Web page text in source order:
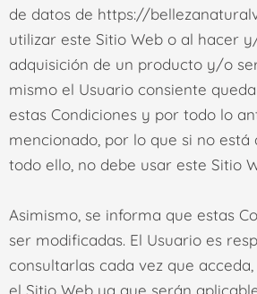
de datos de https://
utilizar este Sitio Web o al hacer
adquisición de un producto y/o
mismo el Usuario consiente
estas Condiciones y por todo lo
mencionado, por lo que si no está
todo ello, no debe usar este Sitio
Asimismo, se informa que estas
ser modificadas. El Usuario es
consultarlas cada vez que
el Sitio Web ya que serán